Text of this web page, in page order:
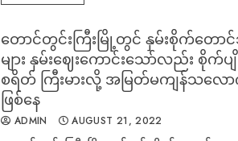
တောင်တွင်းကြီးမြို့တွင် နှမ်းစိုက်တော
များ နှမ်းဈေးကောင်းသော်လည်း စိုက်ပ
စရိတ် ကြီးမားလို့ အမြတ်မကျန်သလေ
ဖြစ်နေ
ADMIN AUGUST 21, 2022